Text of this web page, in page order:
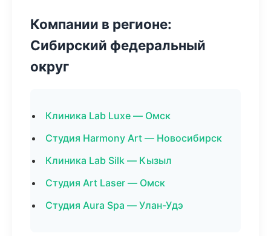
Компании в регионе:
Сибирский федеральный
округ
Клиника Lab Luxe — Омск
Студия Harmony Art — Новосибирск
Клиника Lab Silk — Кызыл
Студия Art Laser — Омск
Студия Aura Spa — Улан-Удэ